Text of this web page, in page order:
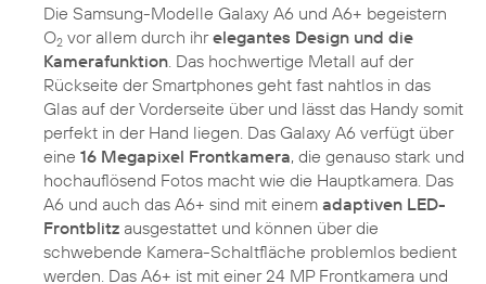
Die Samsung-Modelle Galaxy A6 und A6+ begeistern
O2 vor allem durch ihrelegantes Design und die
Kamerafunktion . Das hochwertige Metall auf der
Rückseite der Smartphones geht fast nahtlos in das
Glas auf der Vorderseite über und lässt das Handy somit
perfekt in der Hand liegen. Das Galaxy A6 verfügt über
eine 16 Megapixel Frontkamera, die genauso stark und
hochauflösend Fotos macht wie die Hauptkamera. Das
A6 und auch das A6+ sind mit einem adaptiven LED-
Frontblitz ausgestattet und können über die
schwebende Kamera-Schaltfläche problemlos bedient
werden. Das A6+ ist mit einer 24 MP Frontkamera und